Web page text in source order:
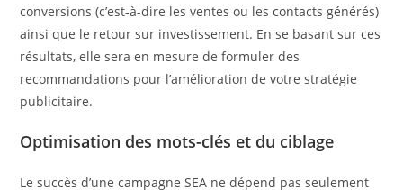
conversions (c’est-à-dire les ventes ou les contacts générés)
ainsi que le retour sur investissement. En se basant sur ces
résultats, elle sera en mesure de formuler des
recommandations pour l’amélioration de votre stratégie
publicitaire.
Optimisation des mots-clés et du ciblage
Le succès d’une campagne SEA ne dépend pas seulement